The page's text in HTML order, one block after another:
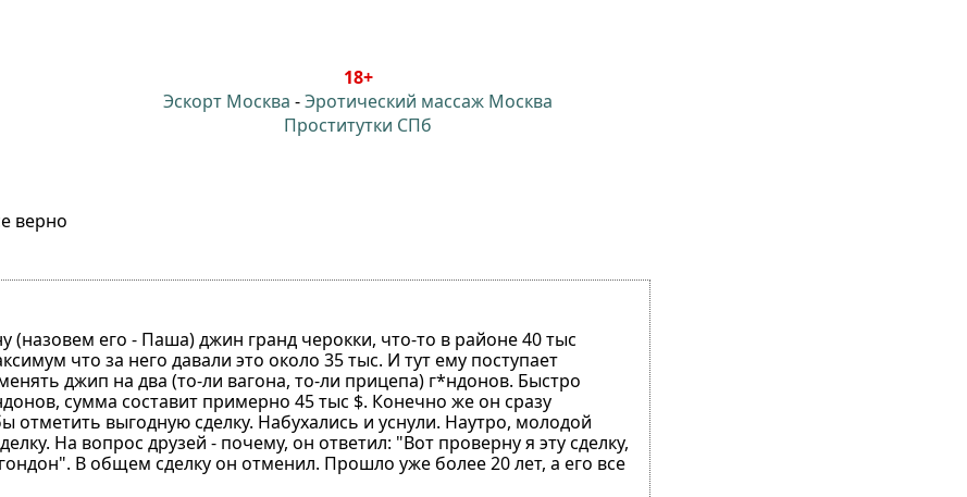
18+
Эскорт Москва -Эротический массаж Москва
Проститутки СПб
верно
(назовем его - Паша) джин гранд черокки, что-то в районе 40 тыс
что за него давали это около 35 тыс. И тут ему поступает
джип на два (то-ли вагона, то-ли прицепа) г*ндонов. Быстро
сумма составит примерно 45 тыс $. Конечно же он сразу
отметить выгодную сделку. Набухались и уснули. Наутро, молодой
На вопрос друзей - почему, он ответил: "Вот проверну я эту сделку,
В общем сделку он отменил. Прошло уже более 20 лет, а его все